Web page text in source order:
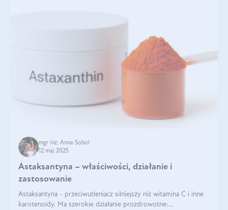
mgr inż. Anna Sobol
12 maj 2025
Astaksantyna – właściwości, działanie i
zastosowanie
Astaksantyna - przeciwutleniacz silniejszy niż witamina C i inne
karotenoidy. Ma szerokie działanie prozdrowotne: